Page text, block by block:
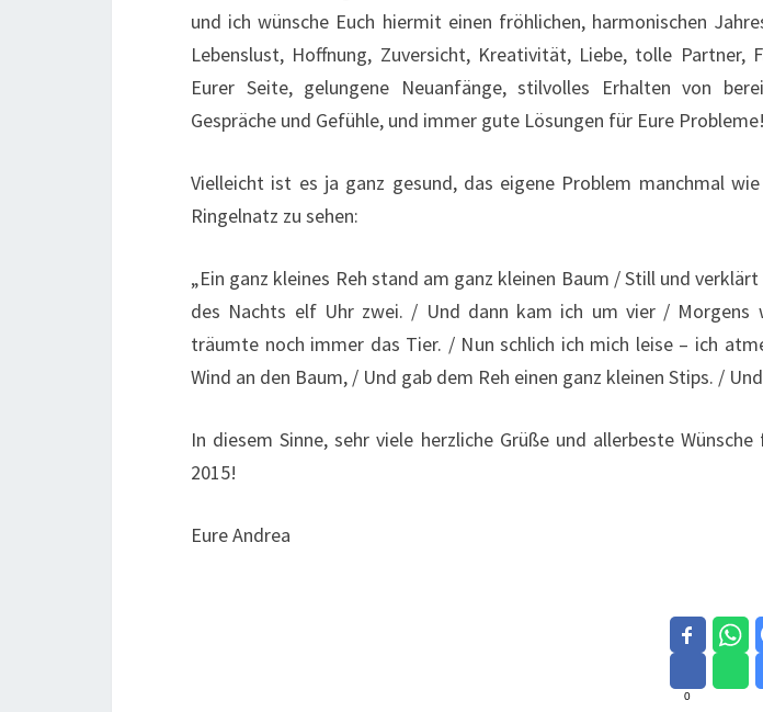
und ich wünsche Euch hiermit einen fröhlichen, harmonischen
Lebenslust, Hoffnung, Zuversicht, Kreativität, Liebe, tolle Partner,
Eurer Seite, gelungene Neuanfänge, stilvolles Erhalten von
Gespräche und Gefühle, und immer gute Lösungen für Eure Probleme!
Vielleicht ist es ja ganz gesund, das eigene Problem manchmal
Ringelnatz zu sehen:
„Ein ganz kleines Reh stand am ganz kleinen Baum / Still und
des Nachts elf Uhr zwei. / Und dann kam ich um vier / Morgens
träumte noch immer das Tier. / Nun schlich ich mich leise – ich
Wind an den Baum, / Und gab dem Reh einen ganz kleinen Stips. /
In diesem Sinne, sehr viele herzliche Grüße und allerbeste
2015!
Eure Andrea
0